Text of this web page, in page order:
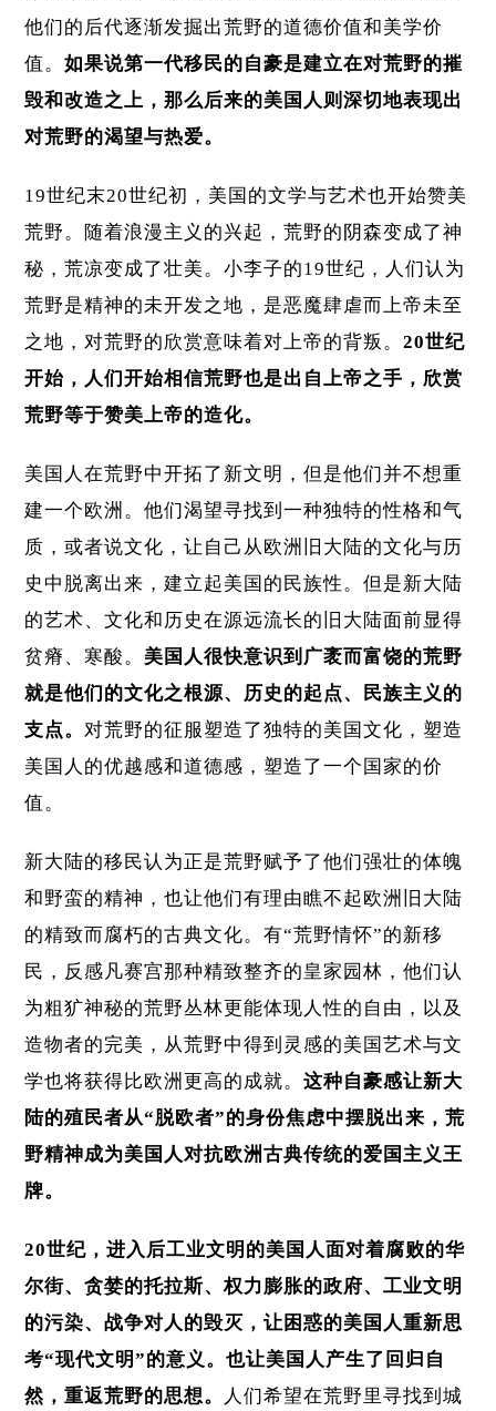
他们的后代逐渐发掘出荒野的道德价值和美学价
值。如果说第一代移民的自豪是建立在对荒野的摧
毁和改造之上，那么后来的美国人则深切地表现出
对荒野的渴望与热爱。
19世纪末20世纪初，美国的文学与艺术也开始赞美
荒野。随着浪漫主义的兴起，荒野的阴森变成了神
秘，荒凉变成了壮美。小李子的19世纪，人们认为
荒野是精神的未开发之地，是恶魔肆虐而上帝未至
之地，对荒野的欣赏意味着对上帝的背叛。20世纪
开始，人们开始相信荒野也是出自上帝之手，欣赏
荒野等于赞美上帝的造化。
美国人在荒野中开拓了新文明，但是他们并不想重
建一个欧洲。他们渴望寻找到一种独特的性格和气
质，或者说文化，让自己从欧洲旧大陆的文化与历
史中脱离出来，建立起美国的民族性。但是新大陆
的艺术、文化和历史在源远流长的旧大陆面前显得
贫瘠、寒酸。 美国人很快意识到广袤而富饶的荒野
就是他们的文化之根源、历史的起点、民族主义的
支点。 对荒野的征服塑造了独特的美国文化，塑造
美国人的优越感和道德感，塑造了一个国家的价
值。
新大陆的移民认为正是荒野赋予了他们强壮的体魄
和野蛮的精神，也让他们有理由瞧不起欧洲旧大陆
的精致而腐朽的古典文化。有“荒野情怀”的新移
民，反感凡赛宫那种精致整齐的皇家园林，他们认
为粗犷神秘的荒野丛林更能体现人性的自由，以及
造物者的完美，从荒野中得到灵感的美国艺术与文
学也将获得比欧洲更高的成就。这种自豪感让新大
陆的殖民者从“脱欧者”的身份焦虑中摆脱出来，荒
野精神成为美国人对抗欧洲古典传统的爱国主义王
牌。
20世纪，进入后工业文明的美国人面对着腐败的华
尔街、贪婪的托拉斯、权力膨胀的政府、工业文明
的污染、战争对人的毁灭，让困惑的美国人重新思
考“现代文明”的意义。也让美国人产生了回归自
然，重返荒野的思想 。 人们希望在荒野里寻找到城